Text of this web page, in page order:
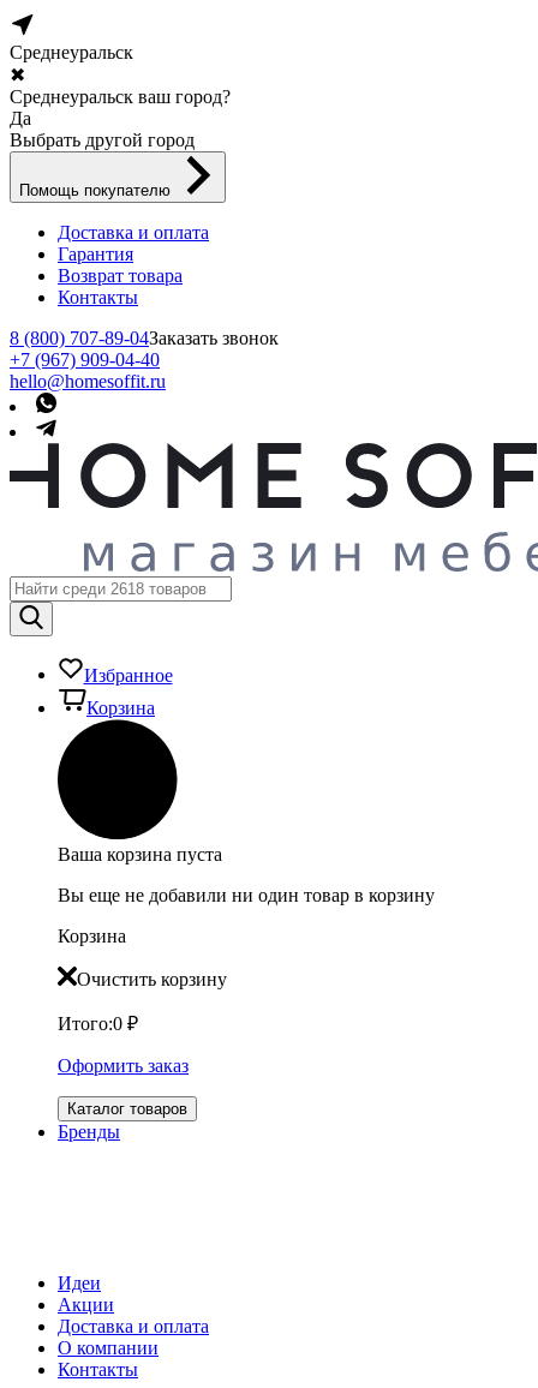
Среднеуральск
✖
Среднеуральск ваш город?
Да
Выбрать другой город
Помощь покупателю
Доставка и оплата
Гарантия
Возврат товара
Контакты
8 (800) 707-89-04Заказать звонок
+7 (967) 909-04-40
hello@homesoffit.ru
Избранное
Корзина
Ваша корзина пуста
Вы еще не добавили ни один товар в корзину
Корзина
Очистить корзину
Итого:0 ₽
Оформить заказ
Каталог товаров
Бренды
Идеи
Акции
Доставка и оплата
О компании
Контакты